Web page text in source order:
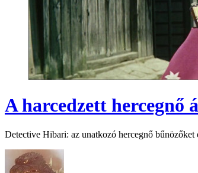
A harcedzett hercegnő
Detective Hibari: az unatkozó hercegnő bűnözőket